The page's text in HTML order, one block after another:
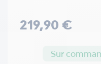
219,90 €
Sur